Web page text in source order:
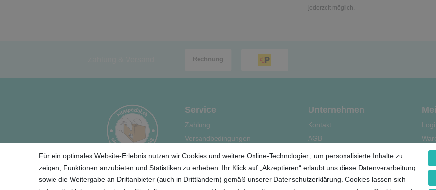
jederzeit möglich.
Für ein optimales Website-Erlebnis nutzen wir Cookies und weitere Online-Technologien, um personalisierte Inhalte zu
zeigen, Funktionen anzubieten und Statistiken zu erheben. Ihr Klick auf „Akzeptieren“ erlaubt uns diese Datenverarbeitung
sowie die Weitergabe an Drittanbieter (auch in Drittländern) gemäß unserer Datenschutzerklärung. Cookies lassen sich
Service
Zahlung
Versandbedingungen
Hilfe
Ihre Vorteile
Unternehmen
Kontakt
AGB
Impressum